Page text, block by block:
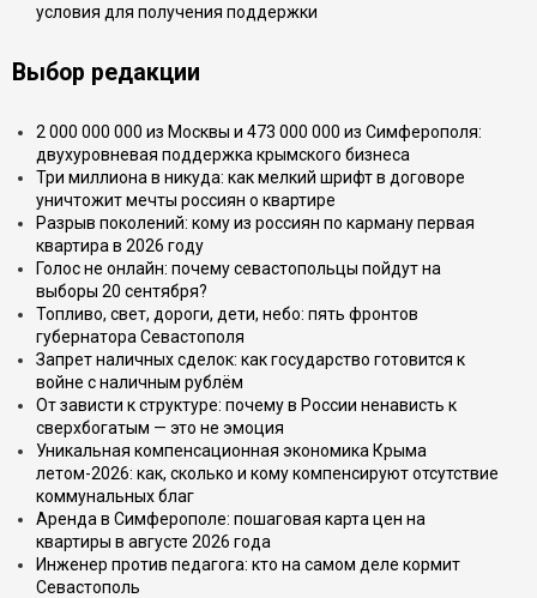
условия для получения поддержки
Выбор редакции
2 000 000 000 из Москвы и 473 000 000 из Симферополя:
двухуровневая поддержка крымского бизнеса
Три миллиона в никуда: как мелкий шрифт в договоре
уничтожит мечты россиян о квартире
Разрыв поколений: кому из россиян по карману первая
квартира в 2026 году
Голос не онлайн: почему севастопольцы пойдут на
выборы 20 сентября?
Топливо, свет, дороги, дети, небо: пять фронтов
губернатора Севастополя
Запрет наличных сделок: как государство готовится к
войне с наличным рублём
От зависти к структуре: почему в России ненависть к
сверхбогатым — это не эмоция
Уникальная компенсационная экономика Крыма
летом-2026: как, сколько и кому компенсируют отсутствие
коммунальных благ
Аренда в Симферополе: пошаговая карта цен на
квартиры в августе 2026 года
Инженер против педагога: кто на самом деле кормит
Севастополь